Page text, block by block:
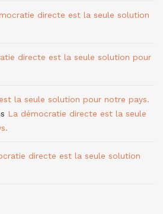
directe est la seule solution
directe est la seule solution pour
la seule solution pour notre pays.
La démocratie directe est la seule
directe est la seule solution